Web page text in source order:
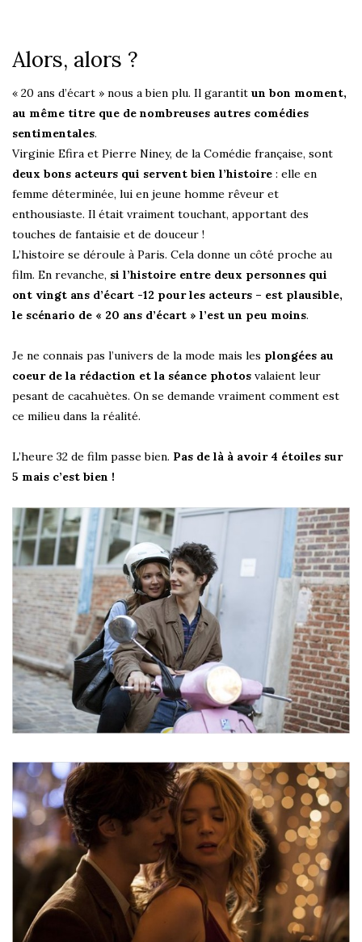
Alors, alors ?
« 20 ans d’écart » nous a bien plu. Il garantit un bon moment,
au même titre que de nombreuses autres comédies
sentimentales.
Virginie Efira et Pierre Niney, de la Comédie française, sont
deux bons acteurs qui servent bien l’histoire : elle en
femme déterminée, lui en jeune homme rêveur et
enthousiaste. Il était vraiment touchant, apportant des
touches de fantaisie et de douceur !
L’histoire se déroule à Paris. Cela donne un côté proche au
film. En revanche, si l’histoire entre deux personnes qui
ont vingt ans d’écart -12 pour les acteurs – est plausible,
le scénario de « 20 ans d’écart » l’est un peu moins.
Je ne connais pas l’univers de la mode mais les plongées au
coeur de la rédaction et la séance photos valaient leur
pesant de cacahuètes. On se demande vraiment comment est
ce milieu dans la réalité.
L’heure 32 de film passe bien. Pas de là à avoir 4 étoiles sur
5 mais c’est bien !